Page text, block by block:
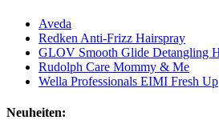
Aveda
Redken Anti-Frizz Hairspray
GLOV Smooth Glide Detangling
Rudolph Care Mommy & Me
Wella Professionals EIMI Fresh Up
Neuheiten: